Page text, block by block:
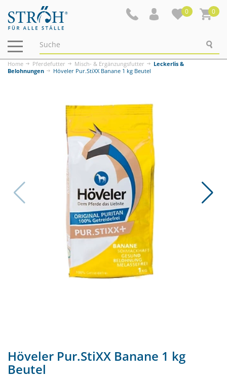
0 0
Navigation
ein-/ausblenden
Home Pferdefutter Misch- & Ergänzungsfutter
Leckerlis &
Belohnungen
Höveler Pur.StiXX Banane 1 kg Beutel
Höveler Pur.StiXX Banane 1 kg
Beutel